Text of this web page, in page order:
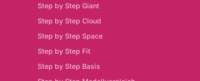
Step by Step Giant
Step by Step Cloud
Step by Step Space
Step by Step Fit
Step by Step Basis